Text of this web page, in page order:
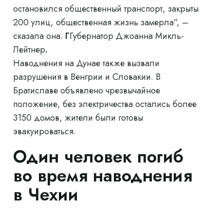
остановился общественный транспорт, закрыты
200 улиц, общественная жизнь замерла”, –
сказала она. ГГубернатор Джоанна Микль-
Лейтнер.
Наводнения на Дунае также вызвали
разрушения в Венгрии и Словакии. В
Братиславе объявлено чрезвычайное
положение, без электричества остались более
3150 домов, жители были готовы
эвакуироваться.
Один человек погиб
во время наводнения
в Чехии